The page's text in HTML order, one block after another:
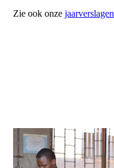
Zie ook onzejaarverslagen